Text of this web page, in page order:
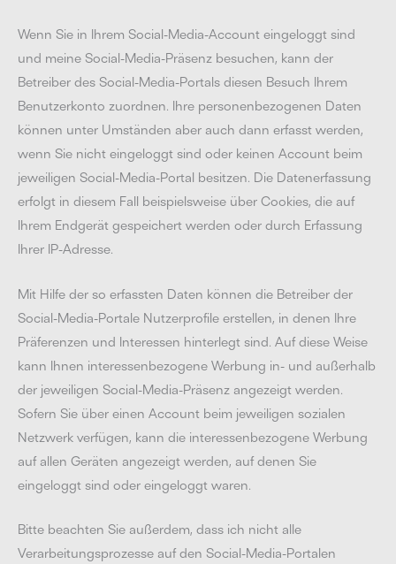
Wenn Sie in Ihrem Social-Media-Account eingeloggt sind
und meine Social-Media-Präsenz besuchen, kann der
Betreiber des Social-Media-Portals diesen Besuch Ihrem
Benutzerkonto zuordnen. Ihre personenbezogenen Daten
können unter Umständen aber auch dann erfasst werden,
wenn Sie nicht eingeloggt sind oder keinen Account beim
jeweiligen Social-Media-Portal besitzen. Die Datenerfassung
erfolgt in diesem Fall beispielsweise über Cookies, die auf
Ihrem Endgerät gespeichert werden oder durch Erfassung
Ihrer IP-Adresse.
Mit Hilfe der so erfassten Daten können die Betreiber der
Social-Media-Portale Nutzerprofile erstellen, in denen Ihre
Präferenzen und Interessen hinterlegt sind. Auf diese Weise
kann Ihnen interessenbezogene Werbung in- und außerhalb
der jeweiligen Social-Media-Präsenz angezeigt werden.
Sofern Sie über einen Account beim jeweiligen sozialen
Netzwerk verfügen, kann die interessenbezogene Werbung
auf allen Geräten angezeigt werden, auf denen Sie
eingeloggt sind oder eingeloggt waren.
Bitte beachten Sie außerdem, dass ich nicht alle
Verarbeitungsprozesse auf den Social-Media-Portalen